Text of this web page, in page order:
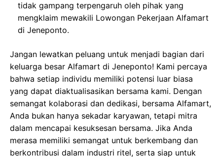
tidak gampang terpengaruh oleh pihak yang
mengklaim mewakili Lowongan Pekerjaan Alfamart
di Jeneponto.
Jangan lewatkan peluang untuk menjadi bagian dari
keluarga besar Alfamart di Jeneponto! Kami percaya
bahwa setiap individu memiliki potensi luar biasa
yang dapat diaktualisasikan bersama kami. Dengan
semangat kolaborasi dan dedikasi, bersama Alfamart,
Anda bukan hanya sekadar karyawan, tetapi mitra
dalam mencapai kesuksesan bersama. Jika Anda
merasa memiliki semangat untuk berkembang dan
berkontribusi dalam industri ritel, serta siap untuk